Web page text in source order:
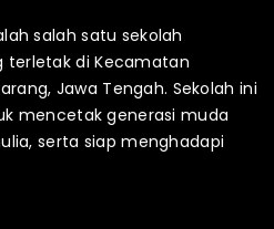
salah satu sekolah
di Kecamatan
Jawa Tengah. Sekolah ini
mencetak generasi muda
serta siap menghadapi